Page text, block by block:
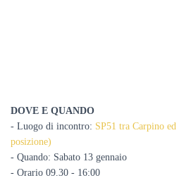
DOVE E QUANDO
- Luogo di incontro: SP51 tra Carpino
posizione)
- Quando: Sabato 13 gennaio
- Orario 09.30 - 16:00